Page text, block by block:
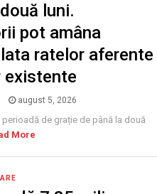
luni.
pot amâna
ratelor aferente
existente
august 5, 2026
de grație de până la două
More